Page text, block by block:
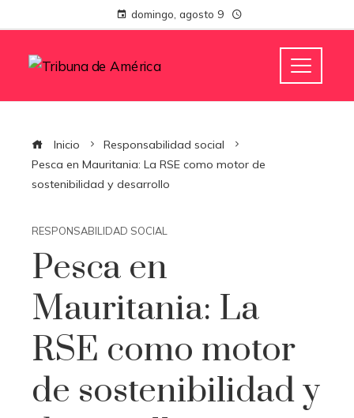
domingo, agosto 9
Inicio
Responsabilidad social
Pesca en Mauritania: La RSE como motor de
sostenibilidad y desarrollo
RESPONSABILIDAD SOCIAL
Pesca en
Mauritania: La
RSE como motor
de sostenibilidad y